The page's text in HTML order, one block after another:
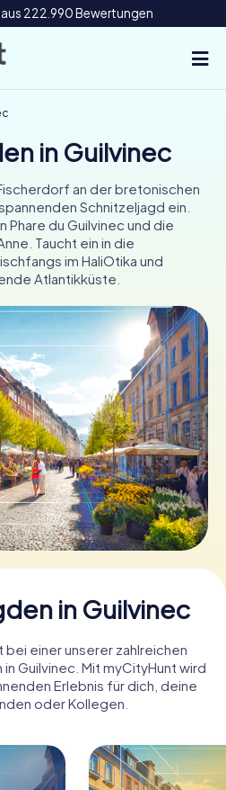
222.990 Bewertungen
CH
DE
IE
buchen
bestellen
in Guilvinec
an der bretonischen
Schnitzeljagd ein.
du Guilvinec und die
Taucht ein in die
im HaliOtika und
Atlantikküste.
in Guilvinec
einer unserer zahlreichen
Guilvinec. Mit myCityHunt wird
Erlebnis für dich, deine
oder Kollegen.